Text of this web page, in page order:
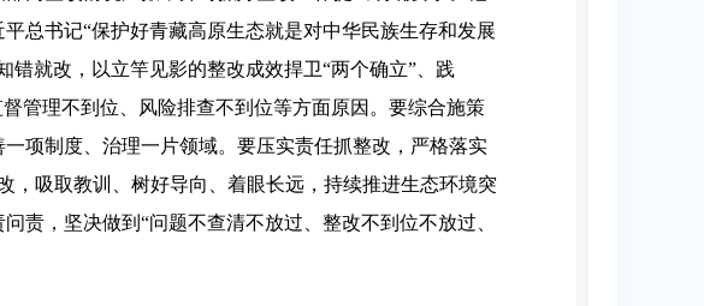
总书记“保护好青藏高原生态就是对中华民族生存和发展
就改，以立竿见影的整改成效捍卫“两个确立”、践
管理不到位、风险排查不到位等方面原因。要综合施策
项制度、治理一片领域。要压实责任抓整改，严格落实
，吸取教训、树好导向、着眼长远，持续推进生态环境突
责，坚决做到“问题不查清不放过、整改不到位不放过、